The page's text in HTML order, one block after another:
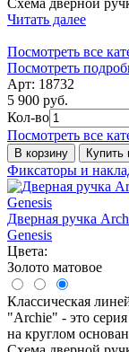
Схема дверной
Читать далее
Посмотреть все
Посмотреть
Арт: 18732
5 900 руб.
Кол-во
Посмотреть все
В корзину Купить
Фиксаторы и
Дверная ручка
Genesis
Цвета:
Золото матовое
Классическая
"Archie" - это
на круглом